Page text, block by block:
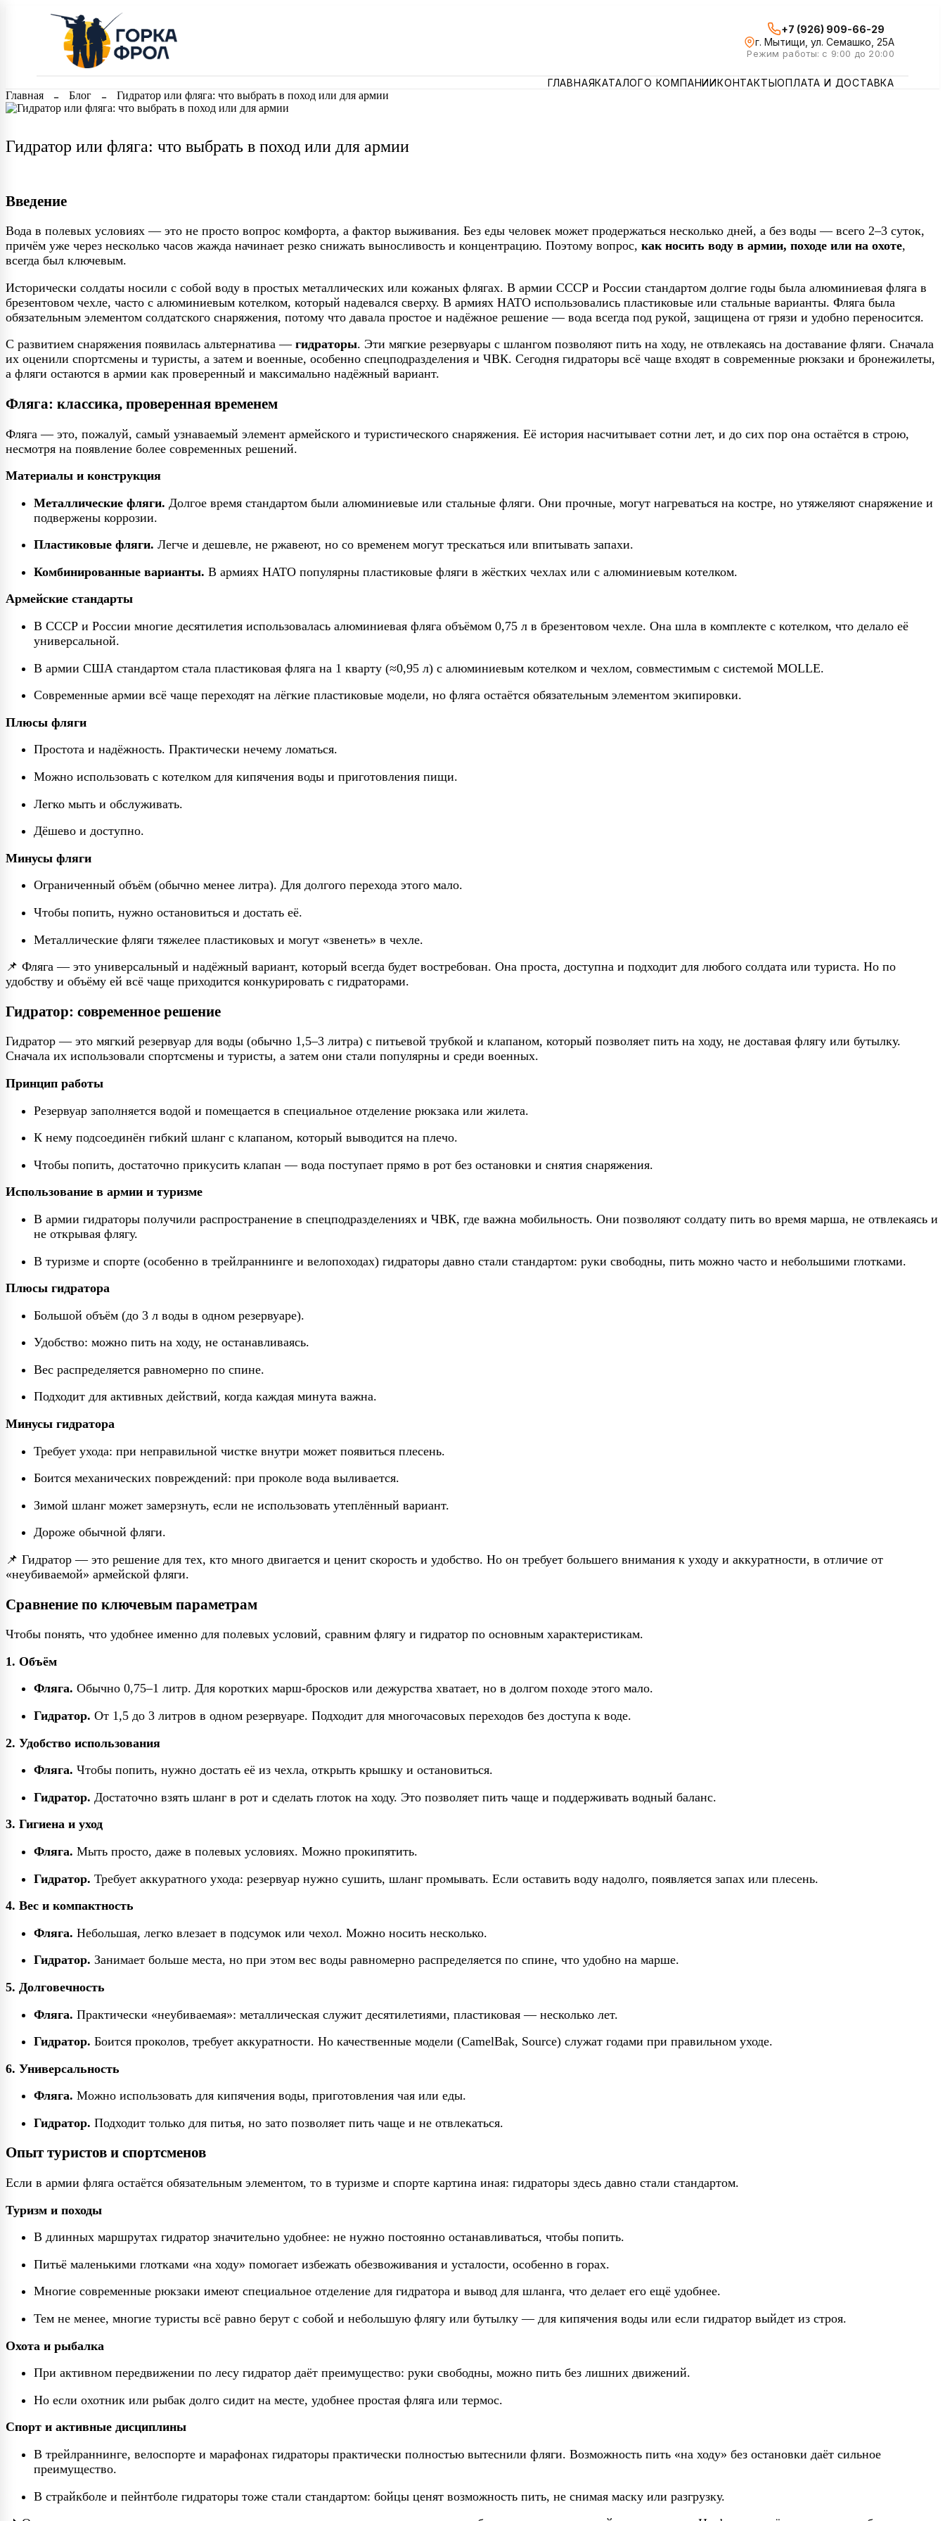
+7 (926) 909-66-29
г. Мытищи, ул. Семашко, 25А
Режим работы: с 9:00 до 20:00
ГЛАВНАЯКАТАЛОГО КОМПАНИИКОНТАКТЫОПЛАТА И ДОСТАВКА
Главная
Блог Гидратор или фляга: что выбрать в поход или для армии
Гидратор или фляга: что выбрать в поход или для армии
Введение
Вода в полевых условиях — это не просто вопрос комфорта, а фактор выживания. Без еды человек может продержаться несколько дней, а без воды — всего 2–3 суток,
причём уже через несколько часов жажда начинает резко снижать выносливость и концентрацию. Поэтому вопрос, как носить воду в армии, походе или на охоте,
всегда был ключевым.
Исторически солдаты носили с собой воду в простых металлических или кожаных флягах. В армии СССР и России стандартом долгие годы была алюминиевая фляга в
брезентовом чехле, часто с алюминиевым котелком, который надевался сверху. В армиях НАТО использовались пластиковые или стальные варианты. Фляга была
обязательным элементом солдатского снаряжения, потому что давала простое и надёжное решение — вода всегда под рукой, защищена от грязи и удобно переносится.
С развитием снаряжения появилась альтернатива — гидраторы. Эти мягкие резервуары с шлангом позволяют пить на ходу, не отвлекаясь на доставание фляги. Сначала
их оценили спортсмены и туристы, а затем и военные, особенно спецподразделения и ЧВК. Сегодня гидраторы всё чаще входят в современные рюкзаки и бронежилеты,
а фляги остаются в армии как проверенный и максимально надёжный вариант.
Фляга: классика, проверенная временем
Фляга — это, пожалуй, самый узнаваемый элемент армейского и туристического снаряжения. Её история насчитывает сотни лет, и до сих пор она остаётся в строю,
несмотря на появление более современных решений.
Материалы и конструкция
Металлические фляги. Долгое время стандартом были алюминиевые или стальные фляги. Они прочные, могут нагреваться на костре, но утяжеляют снаряжение и
подвержены коррозии.
Пластиковые фляги. Легче и дешевле, не ржавеют, но со временем могут трескаться или впитывать запахи.
Комбинированные варианты. В армиях НАТО популярны пластиковые фляги в жёстких чехлах или с алюминиевым котелком.
Армейские стандарты
В СССР и России многие десятилетия использовалась алюминиевая фляга объёмом 0,75 л в брезентовом чехле. Она шла в комплекте с котелком, что делало её
универсальной.
В армии США стандартом стала пластиковая фляга на 1 кварту (≈0,95 л) с алюминиевым котелком и чехлом, совместимым с системой MOLLE.
Современные армии всё чаще переходят на лёгкие пластиковые модели, но фляга остаётся обязательным элементом экипировки.
Плюсы фляги
Простота и надёжность. Практически нечему ломаться.
Можно использовать с котелком для кипячения воды и приготовления пищи.
Легко мыть и обслуживать.
Дёшево и доступно.
Минусы фляги
Ограниченный объём (обычно менее литра). Для долгого перехода этого мало.
Чтобы попить, нужно остановиться и достать её.
Металлические фляги тяжелее пластиковых и могут «звенеть» в чехле.
📌 Фляга — это универсальный и надёжный вариант, который всегда будет востребован. Она проста, доступна и подходит для любого солдата или туриста. Но по
удобству и объёму ей всё чаще приходится конкурировать с гидраторами.
Гидратор: современное решение
Гидратор — это мягкий резервуар для воды (обычно 1,5–3 литра) с питьевой трубкой и клапаном, который позволяет пить на ходу, не доставая флягу или бутылку.
Сначала их использовали спортсмены и туристы, а затем они стали популярны и среди военных.
Принцип работы
Резервуар заполняется водой и помещается в специальное отделение рюкзака или жилета.
К нему подсоединён гибкий шланг с клапаном, который выводится на плечо.
Чтобы попить, достаточно прикусить клапан — вода поступает прямо в рот без остановки и снятия снаряжения.
Использование в армии и туризме
В армии гидраторы получили распространение в спецподразделениях и ЧВК, где важна мобильность. Они позволяют солдату пить во время марша, не отвлекаясь и
не открывая флягу.
В туризме и спорте (особенно в трейлраннинге и велопоходах) гидраторы давно стали стандартом: руки свободны, пить можно часто и небольшими глотками.
Плюсы гидратора
Большой объём (до 3 л воды в одном резервуаре).
Удобство: можно пить на ходу, не останавливаясь.
Вес распределяется равномерно по спине.
Подходит для активных действий, когда каждая минута важна.
Минусы гидратора
Требует ухода: при неправильной чистке внутри может появиться плесень.
Боится механических повреждений: при проколе вода выливается.
Зимой шланг может замерзнуть, если не использовать утеплённый вариант.
Дороже обычной фляги.
📌 Гидратор — это решение для тех, кто много двигается и ценит скорость и удобство. Но он требует большего внимания к уходу и аккуратности, в отличие от
«неубиваемой» армейской фляги.
Сравнение по ключевым параметрам
Чтобы понять, что удобнее именно для полевых условий, сравним флягу и гидратор по основным характеристикам.
1. Объём
Фляга. Обычно 0,75–1 литр. Для коротких марш-бросков или дежурства хватает, но в долгом походе этого мало.
Гидратор. От 1,5 до 3 литров в одном резервуаре. Подходит для многочасовых переходов без доступа к воде.
2. Удобство использования
Фляга. Чтобы попить, нужно достать её из чехла, открыть крышку и остановиться.
Гидратор. Достаточно взять шланг в рот и сделать глоток на ходу. Это позволяет пить чаще и поддерживать водный баланс.
3. Гигиена и уход
Фляга. Мыть просто, даже в полевых условиях. Можно прокипятить.
Гидратор. Требует аккуратного ухода: резервуар нужно сушить, шланг промывать. Если оставить воду надолго, появляется запах или плесень.
4. Вес и компактность
Фляга. Небольшая, легко влезает в подсумок или чехол. Можно носить несколько.
Гидратор. Занимает больше места, но при этом вес воды равномерно распределяется по спине, что удобно на марше.
5. Долговечность
Фляга. Практически «неубиваемая»: металлическая служит десятилетиями, пластиковая — несколько лет.
Гидратор. Боится проколов, требует аккуратности. Но качественные модели (CamelBak, Source) служат годами при правильном уходе.
6. Универсальность
Фляга. Можно использовать для кипячения воды, приготовления чая или еды.
Гидратор. Подходит только для питья, но зато позволяет пить чаще и не отвлекаться.
Опыт туристов и спортсменов
Если в армии фляга остаётся обязательным элементом, то в туризме и спорте картина иная: гидраторы здесь давно стали стандартом.
Туризм и походы
В длинных маршрутах гидратор значительно удобнее: не нужно постоянно останавливаться, чтобы попить.
Питьё маленькими глотками «на ходу» помогает избежать обезвоживания и усталости, особенно в горах.
Многие современные рюкзаки имеют специальное отделение для гидратора и вывод для шланга, что делает его ещё удобнее.
Тем не менее, многие туристы всё равно берут с собой и небольшую флягу или бутылку — для кипячения воды или если гидратор выйдет из строя.
Охота и рыбалка
При активном передвижении по лесу гидратор даёт преимущество: руки свободны, можно пить без лишних движений.
Но если охотник или рыбак долго сидит на месте, удобнее простая фляга или термос.
Спорт и активные дисциплины
В трейлраннинге, велоспорте и марафонах гидраторы практически полностью вытеснили фляги. Возможность пить «на ходу» без остановки даёт сильное
преимущество.
В страйкболе и пейнтболе гидраторы тоже стали стандартом: бойцы ценят возможность пить, не снимая маску или разгрузку.